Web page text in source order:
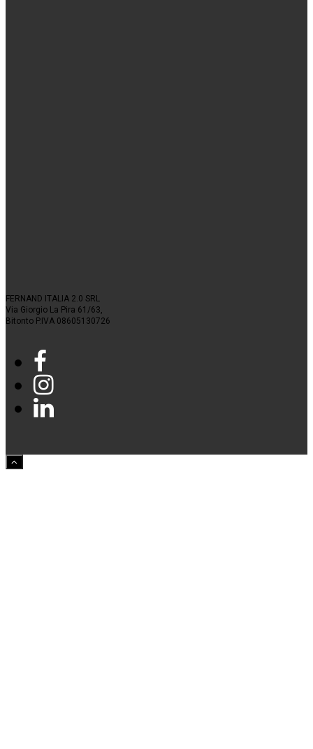
FERNAND ITALIA 2.0 SRL
Via Giorgio La Pira 61/63,
Bitonto P.IVA 08605130726